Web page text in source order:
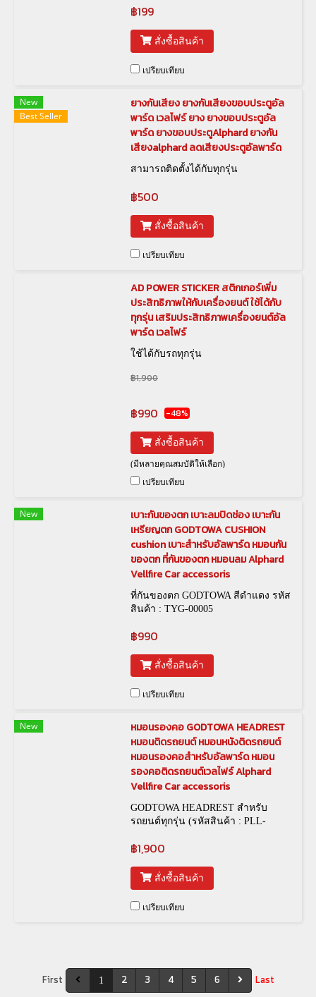
฿199
สั่งซื้อสินค้า
เปรียบเทียบ
New
Best Seller
ยางกันเสียง ยางกันเสียงขอบประตูอัล
พาร์ด เวลไฟร์ ยาง ยางขอบประตูอัล
พาร์ด ยางขอบประตูAlphard ยางกัน
เสียงalphard ลดเสียงประตูอัลพาร์ด
สามารถติดตั้งได้กับทุกรุ่น
฿500
สั่งซื้อสินค้า
เปรียบเทียบ
AD POWER STICKER สติกเกอร์เพิ่ม
ประสิทธิภาพให้กับเครื่องยนต์ ใช้ได้กับ
ทุกรุ่น เสริมประสิทธิภาพเครื่องยนต์อัล
พาร์ด เวลไฟร์
ใช้ได้กับรถทุกรุ่น
฿1,900
฿990 -48%
สั่งซื้อสินค้า
(มีหลายคุณสมบัติให้เลือก)
เปรียบเทียบ
New
เบาะกันของตก เบาะลมปิดช่อง เบาะกัน
เหรียญตก GODTOWA CUSHION
cushion เบาะสำหรับอัลพาร์ด หมอนกัน
ของตก ที่กันของตก หมอนลม Alphard
Vellfire Car accessoris
ที่กันของตก GODTOWA สีดำแดง รหัส
สินค้า : TYG-00005
฿990
สั่งซื้อสินค้า
เปรียบเทียบ
New
หมอนรองคอ GODTOWA HEADREST
หมอนติดรถยนต์ หมอนหนังติดรถยนต์
หมอนรองคอสำหรับอัลพาร์ด หมอน
รองคอติดรถยนต์เวลไฟร์ Alphard
Vellfire Car accessoris
GODTOWA HEADREST สำหรับ
รถยนต์ทุกรุ่น (รหัสสินค้า : PLL-
฿1,900
สั่งซื้อสินค้า
เปรียบเทียบ
First 1 2 3 4 5 6 Last